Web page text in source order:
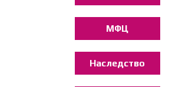
МФЦ
Наследство